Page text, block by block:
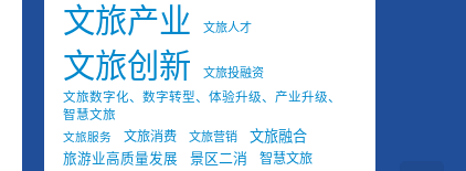
文旅产业 文旅人才
文旅创新
文旅投融资
文旅数字化、数字转型、体验升级、产业升级、
智慧文旅
文旅服务 文旅消费 文旅营销 文旅融合
旅游业高质量发展 景区二消 智慧文旅